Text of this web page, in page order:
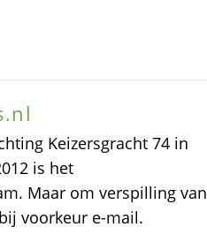
Keizersgracht 74 in
is het
Maar om verspilling van
voorkeur e-mail.